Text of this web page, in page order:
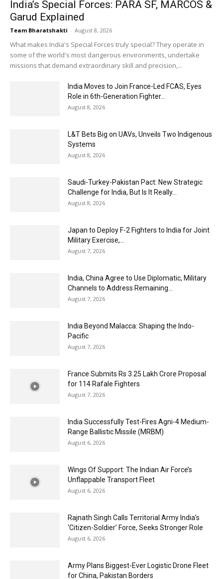
India’s Special Forces: PARA SF, MARCOS &
Garud Explained
Team Bharatshakti - August 8, 2026
What makes India's Special Forces truly special? They operate in
some of the world's most dangerous environments, undertake
missions that demand extraordinary skill and precision,...
India Moves to Join France-Led FCAS, Eyes
Role in 6th-Generation Fighter...
August 8, 2026
L&T Bets Big on UAVs, Unveils Two Indigenous
Systems
August 8, 2026
Saudi-Turkey-Pakistan Pact: New Strategic
Challenge for India, But Is It Really...
August 8, 2026
Japan to Deploy F-2 Fighters to India for Joint
Military Exercise,...
August 7, 2026
India, China Agree to Use Diplomatic, Military
Channels to Address Remaining...
August 7, 2026
India Beyond Malacca: Shaping the Indo-
Pacific
August 7, 2026
France Submits Rs 3.25 Lakh Crore Proposal
for 114 Rafale Fighters
August 7, 2026
India Successfully Test-Fires Agni-4 Medium-
Range Ballistic Missile (MRBM)
August 6, 2026
Wings Of Support: The Indian Air Force’s
Unflappable Transport Fleet
August 6, 2026
Rajnath Singh Calls Territorial Army India’s
‘Citizen-Soldier’ Force, Seeks Stronger Role
August 6, 2026
Army Plans Biggest-Ever Logistic Drone Fleet
for China, Pakistan Borders